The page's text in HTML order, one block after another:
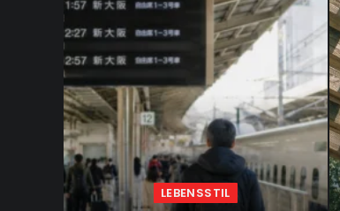
LEBENSSTIL